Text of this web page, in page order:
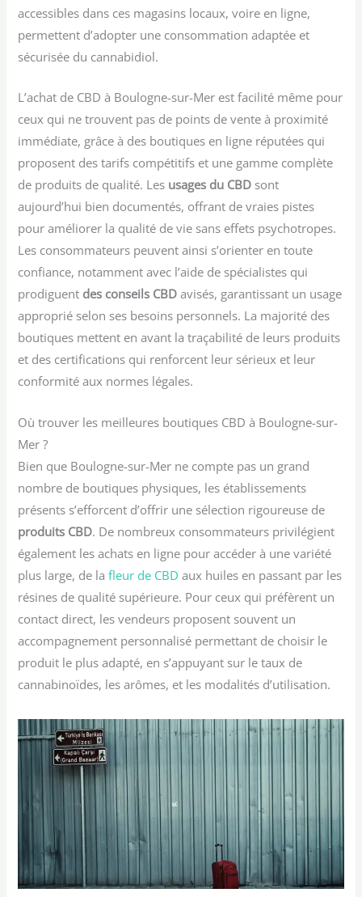
accessibles dans ces magasins locaux, voire en ligne,
permettent d’adopter une consommation adaptée et
sécurisée du cannabidiol.
L’achat de CBD à Boulogne-sur-Mer est facilité même pour
ceux qui ne trouvent pas de points de vente à proximité
immédiate, grâce à des boutiques en ligne réputées qui
proposent des tarifs compétitifs et une gamme complète
de produits de qualité. Les usages du CBD sont
aujourd’hui bien documentés, offrant de vraies pistes
pour améliorer la qualité de vie sans effets psychotropes.
Les consommateurs peuvent ainsi s’orienter en toute
confiance, notamment avec l’aide de spécialistes qui
prodiguent des conseils CBD avisés, garantissant un usage
approprié selon ses besoins personnels. La majorité des
boutiques mettent en avant la traçabilité de leurs produits
et des certifications qui renforcent leur sérieux et leur
conformité aux normes légales.
Où trouver les meilleures boutiques CBD à Boulogne-sur-
Mer ?
Bien que Boulogne-sur-Mer ne compte pas un grand
nombre de boutiques physiques, les établissements
présents s’efforcent d’offrir une sélection rigoureuse de
produits CBD. De nombreux consommateurs privilégient
également les achats en ligne pour accéder à une variété
plus large, de lafleur de CBD aux huiles en passant par les
résines de qualité supérieure. Pour ceux qui préfèrent un
contact direct, les vendeurs proposent souvent un
accompagnement personnalisé permettant de choisir le
produit le plus adapté, en s’appuyant sur le taux de
cannabinoïdes, les arômes, et les modalités d’utilisation.